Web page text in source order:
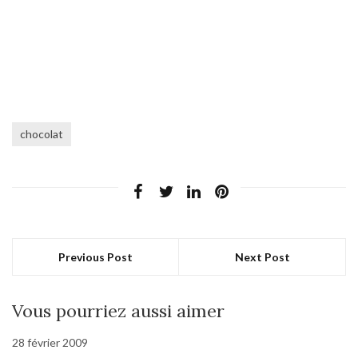
chocolat
Previous Post Next Post
Vous pourriez aussi aimer
28 février 2009